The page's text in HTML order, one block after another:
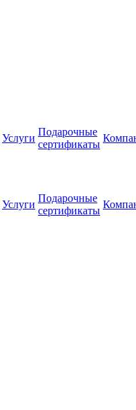
Услуги
Подарочные
сертификаты
Услуги
Подарочные
сертификаты